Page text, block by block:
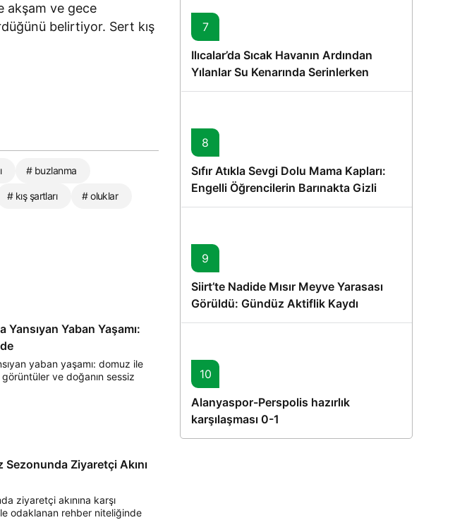
akşam ve gece
belirtiyor. Sert kış
# buzlanma
# kış şartları # oluklar
Yansıyan Yaban Yaşamı:
yaban yaşamı: domuz ile
ve doğanın sessiz
Ziyaretçi Akını
ziyaretçi akınına karşı
odaklanan rehber niteliğinde
7
Ilıcalar’da Sıcak Havanın Ardından
Yılanlar Su Kenarında Serinlerken
Görüntülendi
8
Sıfır Atıkla Sevgi Dolu Mama Kapları:
Engelli Öğrencilerin Barınakta Gizli
Dostları İçin Gönüllü Proje
9
Siirt’te Nadide Mısır Meyve Yarasası
Görüldü: Gündüz Aktiflik Kaydı
10
Alanyaspor-Perspolis hazırlık
karşılaşması 0-1